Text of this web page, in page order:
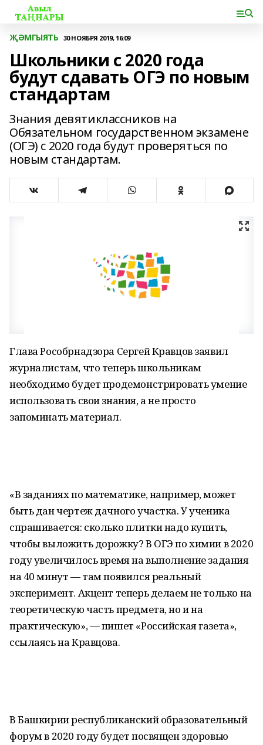
ҖӘМГЫЯТЬ 30 НОЯБРЯ 2019, 16:09
Школьники с 2020 года
будут сдавать ОГЭ по новым
стандартам
Знания девятиклассников на
Обязательном государственном экзамене
(ОГЭ) с 2020 года будут проверяться по
новым стандартам.
Глава Рособрнадзора Сергей Кравцов заявил
журналистам, что теперь школьникам
необходимо будет продемонстрировать умение
использовать свои знания, а не просто
запоминать материал.
«В заданиях по математике, например, может
быть дан чертеж дачного участка. У ученика
спрашивается: сколько плитки надо купить,
чтобы выложить дорожку? В ОГЭ по химии в 2020
году увеличилось время на выполнение задания
на 40 минут — там появился реальный
эксперимент. Акцент теперь делаем не только на
теоретическую часть предмета, но и на
практическую», — пишет «Российская газета»,
ссылаясь на Кравцова.
В Башкирии республиканский образовательный
форум в 2020 году будет посвящен здоровью